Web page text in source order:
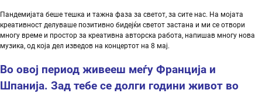
Пандемијата беше тешка и тажна фаза за светот, за сите нас. На мојата
креативност делуваше позитивно бидејќи светот застана и ми се отвори
многу време и простор за креативна авторска работа, напишав многу нова
музика, од која дел изведов на концертот на 8 мај.
Во овој период живееш меѓу Франција и
Шпанија. Зад тебе се долги години живот во